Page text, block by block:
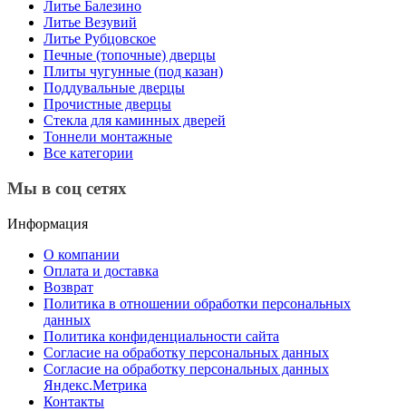
Литье Балезино
Литье Везувий
Литье Рубцовское
Печные (топочные) дверцы
Плиты чугунные (под казан)
Поддувальные дверцы
Прочистные дверцы
Стекла для каминных дверей
Тоннели монтажные
Все категории
Мы в соц сетях
Информация
О компании
Оплата и доставка
Возврат
Политика в отношении обработки персональных
данных
Политика конфиденциальности сайта
Согласие на обработку персональных данных
Согласие на обработку персональных данных
Яндекс.Метрика
Контакты